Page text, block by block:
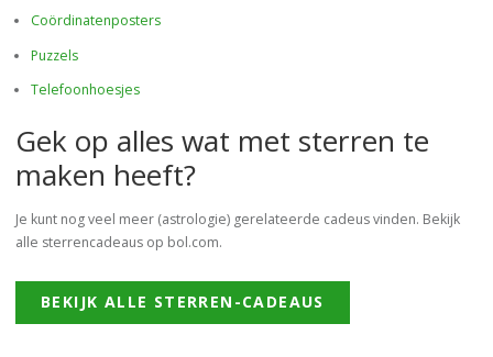
Coördinatenposters
Puzzels
Telefoonhoesjes
Gek op alles wat met sterren te
maken heeft?
Je kunt nog veel meer (astrologie) gerelateerde cadeus vinden. Bekijk
alle sterrencadeaus op bol.com.
BEKIJK ALLE STERREN-CADEAUS